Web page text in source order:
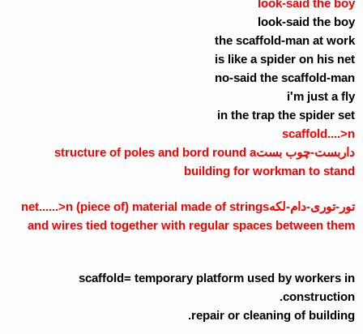
look-said the boy
the scaffold-man at work
is like a spider on his net
no-said the scaffold-man
i'm just a fly
in the trap the spider set
scaffold....>n
داربست-چوب بستstructure of poles and bord round a
building for workman to stand
تور-توری-دام-لکهnet......>n (piece of) material made of strings
and wires tied together with regular spaces between them
scaffold= temporary platform used by workers in
construction.
repair or cleaning of building.